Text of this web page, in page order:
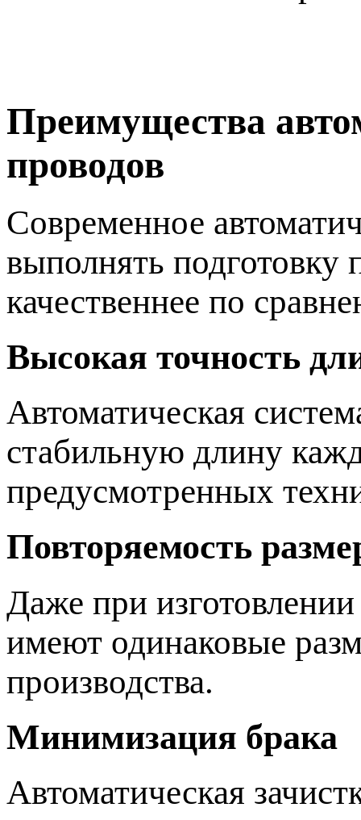
Преимущества
проводов
Современное
выполнять подготовку
качественнее по
Высокая точность
Автоматическая
стабильную длину
предусмотренных
Повторяемость
Даже при
имеют одинаковые
производства.
Минимизация брака
Автоматическая